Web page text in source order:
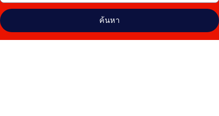
ค้นหา